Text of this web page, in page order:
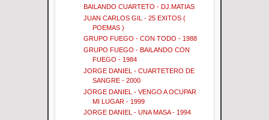
BAILANDO CUARTETO - DJ.MATIAS
JUAN CARLOS GIL - 25 EXITOS (
POEMAS )
GRUPO FUEGO - CON TODO - 1988
GRUPO FUEGO - BAILANDO CON
FUEGO - 1984
JORGE DANIEL - CUARTETERO DE
SANGRE - 2000
JORGE DANIEL - VENGO A OCUPAR
MI LUGAR - 1999
JORGE DANIEL - UNA MASA - 1994